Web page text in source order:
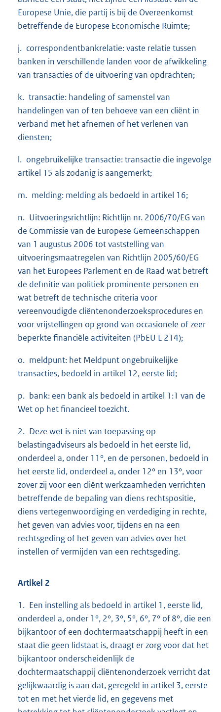
Europese Unie, die partij is bij de Overeenkomst
betreffende de Europese Economische Ruimte;
j. correspondentbankrelatie: vaste relatie tussen
banken in verschillende landen voor de afwikkeling
van transacties of de uitvoering van opdrachten;
k. transactie: handeling of samenstel van
handelingen van of ten behoeve van een cliënt in
verband met het afnemen of het verlenen van
diensten;
l. ongebruikelijke transactie: transactie die ingevolge
artikel 15 als zodanig is aangemerkt;
m. melding: melding als bedoeld in artikel 16;
n. Uitvoeringsrichtlijn: Richtlijn nr. 2006/70/EG van
de Commissie van de Europese Gemeenschappen
van 1 augustus 2006 tot vaststelling van
uitvoeringsmaatregelen van Richtlijn 2005/60/EG
van het Europees Parlement en de Raad wat betreft
de definitie van politiek prominente personen en
wat betreft de technische criteria voor
vereenvoudigde cliëntenonderzoeksprocedures en
voor vrijstellingen op grond van occasionele of zeer
beperkte financiële activiteiten (PbEU L 214);
o. meldpunt: het Meldpunt ongebruikelijke
transacties, bedoeld in artikel 12, eerste lid;
p. bank: een bank als bedoeld in artikel 1:1 van de
Wet op het financieel toezicht.
2. Deze wet is niet van toepassing op
belastingadviseurs als bedoeld in het eerste lid,
onderdeel a, onder 11°, en de personen, bedoeld in
het eerste lid, onderdeel a, onder 12° en 13°, voor
zover zij voor een cliënt werkzaamheden verrichten
betreffende de bepaling van diens rechtspositie,
diens vertegenwoordiging en verdediging in rechte,
het geven van advies voor, tijdens en na een
rechtsgeding of het geven van advies over het
instellen of vermijden van een rechtsgeding.
Artikel 2
1. Een instelling als bedoeld in artikel 1, eerste lid,
onderdeel a, onder 1°, 2°, 3°, 5°, 6°, 7° of 8°, die een
bijkantoor of een dochtermaatschappij heeft in een
staat die geen lidstaat is, draagt er zorg voor dat het
bijkantoor onderscheidenlijk de
dochtermaatschappij cliëntenonderzoek verricht dat
gelijkwaardig is aan dat, geregeld in artikel 3, eerste
tot en met het vierde lid, en gegevens met